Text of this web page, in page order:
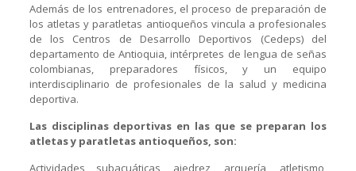
Además de los entrenadores, el proceso de preparación de
los atletas y paratletas antioqueños vincula a profesionales
de los Centros de Desarrollo Deportivos (Cedeps) del
departamento de Antioquia, intérpretes de lengua de señas
colombianas, preparadores físicos, y un equipo
interdisciplinario de profesionales de la salud y medicina
deportiva.
Las disciplinas deportivas en las que se preparan los
atletas y paratletas antioqueños, son:
Actividades subacuáticas, ajedrez, arquería, atletismo,